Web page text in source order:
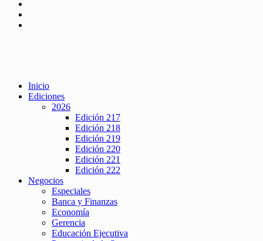
Inicio
Ediciones
2026
Edición 217
Edición 218
Edición 219
Edición 220
Edición 221
Edición 222
Negocios
Especiales
Banca y Finanzas
Economía
Gerencia
Educación Ejecutiva